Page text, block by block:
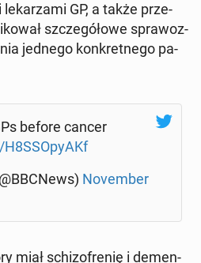
GP, a także prze­
szcze­gó­ło­we spra­woz­
jednego kon­kret­ne­go pa­
before cancer
No­vem­ber
miał schi­zo­fre­nię i de­men­